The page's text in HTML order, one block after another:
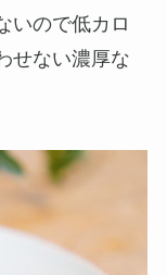
いので低カロ
せない濃厚な